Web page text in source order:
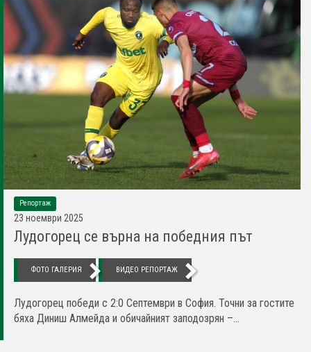
Репортаж
23 ноември 2025
Лудогорец се върна на победния път
ФОТО ГАЛЕРИЯ ВИДЕО РЕПОРТАЖ
Лудогорец победи с 2:0 Септември в София. Точни за гостите
бяха Диниш Алмейда и обичайният заподозрян –...